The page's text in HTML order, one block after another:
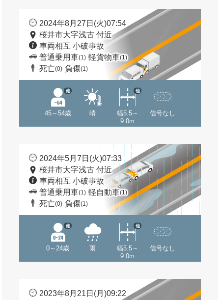
2024年8月27日(火)07:54
桜井市大字浅古 付近
車両相互 小破事故
普通乗用車(1) 軽貨物車(1)
死亡(0) 負傷(1)
45～54歳
他
晴
幅5.5～
9.0m
他
信号なし
2024年5月7日(火)07:33
桜井市大字浅古 付近
車両相互 小破事故
普通乗用車(1) 軽自動車(1)
死亡(0) 負傷(1)
0～24歳
他
雨
幅5.5～
9.0m
他
信号なし
2023年8月21日(月)09:22